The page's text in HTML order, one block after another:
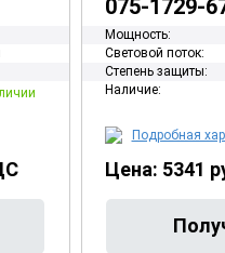
075-1729-
Мощность:
Световой поток:
Степень защиты:
Наличие:
Подробная
Цена: 5341